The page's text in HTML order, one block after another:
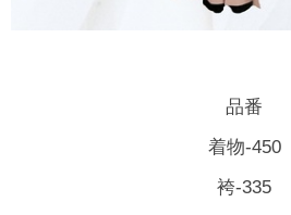
品番
着物-450
袴-335